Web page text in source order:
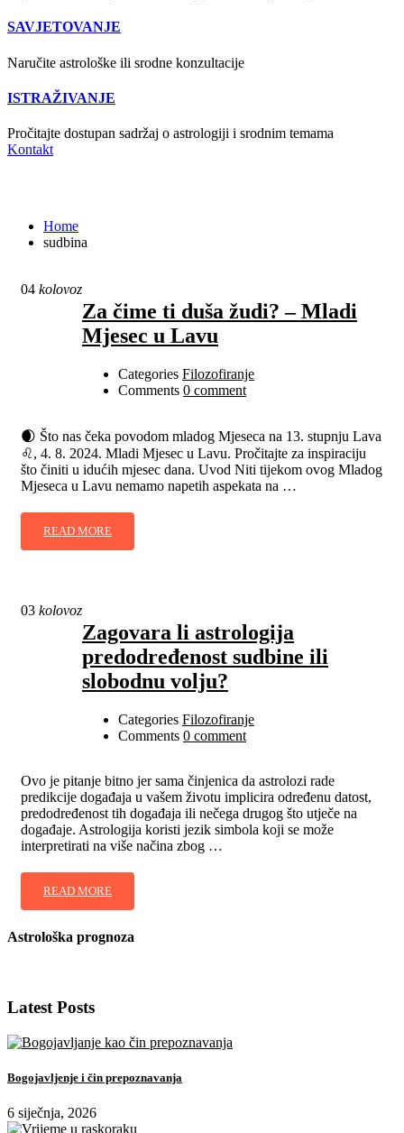
SAVJETOVANJE
Naručite astrološke ili srodne konzultacije
ISTRAŽIVANJE
Pročitajte dostupan sadržaj o astrologiji i srodnim temama
Kontakt
Home
sudbina
04 kolovoz
Za čime ti duša žudi? – Mladi
Mjesec u Lavu
Categories Filozofiranje
Comments 0 comment
🌒 Što nas čeka povodom mladog Mjeseca na 13. stupnju Lava
♌, 4. 8. 2024. Mladi Mjesec u Lavu. Pročitajte za inspiraciju
što činiti u idućih mjesec dana. Uvod Niti tijekom ovog Mladog
Mjeseca u Lavu nemamo napetih aspekata na …
READ MORE
03 kolovoz
Zagovara li astrologija
predodređenost sudbine ili
slobodnu volju?
Categories Filozofiranje
Comments 0 comment
Ovo je pitanje bitno jer sama činjenica da astrolozi rade
predikcije događaja u vašem životu implicira određenu datost,
predodređenost tih događaja ili nečega drugog što utječe na
događaje. Astrologija koristi jezik simbola koji se može
interpretirati na više načina zbog …
READ MORE
Astrološka prognoza
Latest Posts
Bogojavljenje i čin prepoznavanja
6 siječnja, 2026